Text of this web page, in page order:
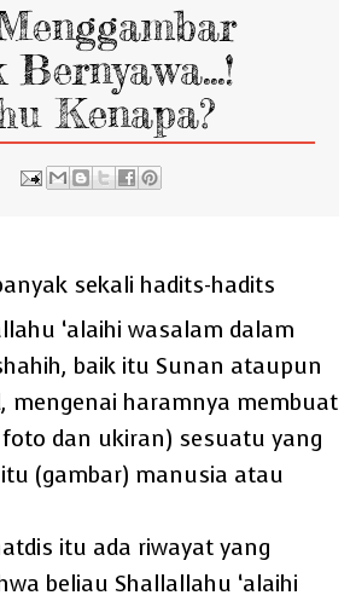
Kenapa?
sekali hadits-hadits
‘alaihi wasalam dalam
baik itu Sunan ataupun
mengenai haramnya membuat
dan ukiran) sesuatu yang
(gambar) manusia atau
itu ada riwayat yang
beliau Shallallahu ‘alaihi